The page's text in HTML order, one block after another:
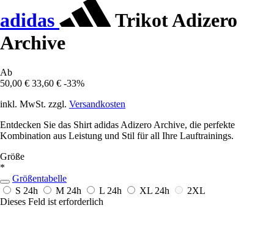
adidas
Trikot Adizero
Archive
Ab
50,00 € 33,60 € -33%
inkl. MwSt. zzgl. Versandkosten
Entdecken Sie das Shirt adidas Adizero Archive, die perfekte
Kombination aus Leistung und Stil für all Ihre Lauftrainings.
Größe
*
Größentabelle
S 24h M 24h L 24h XL 24h
2XL
Dieses Feld ist erforderlich